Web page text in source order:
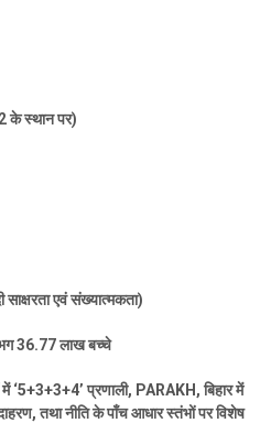
के स्थान पर)
साक्षरता एवं संख्यात्मकता)
36.77लाख बच्चे
‘5+3+3+4’प्रणाली, PARAKH,बिहार में
,तथा नीति के पाँच आधार स्तंभों पर विशेष